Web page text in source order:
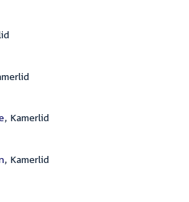
, Kamerlid
, Kamerlid